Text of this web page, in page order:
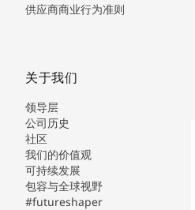
供应商商业行为准则
关于我们
领导层
公司历史
社区
我们的价值观
可持续发展
包容与全球视野
#futureshaper